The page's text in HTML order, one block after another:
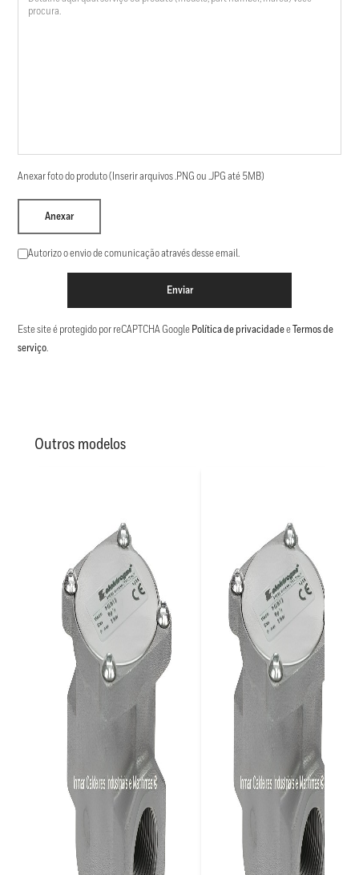
Anexar foto do produto (Inserir arquivos .PNG ou .JPG até 5MB)
Anexar
Autorizo o envio de comunicação através desse email.
Enviar
Este site é protegido por reCAPTCHA Google Política de privacidadee Termos de
serviço.
Outros modelos